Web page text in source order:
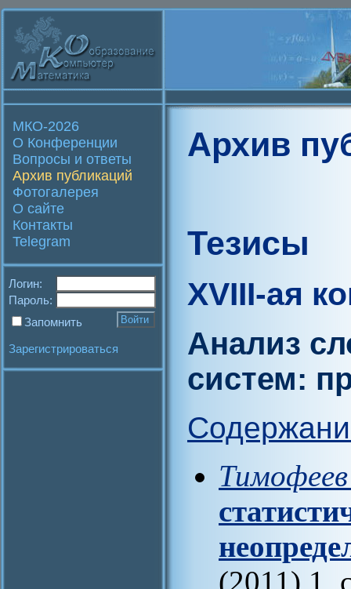
МКО-2026
О Конференции
Вопросы и ответы
Архив публикаций
Фотогалерея
О сайте
Контакты
Telegram
Логин:
Пароль:
Запомнить
Зарегистрироваться
Архив
Тезисы
XVIII-ая
Анализ
систем:
(2011) 1